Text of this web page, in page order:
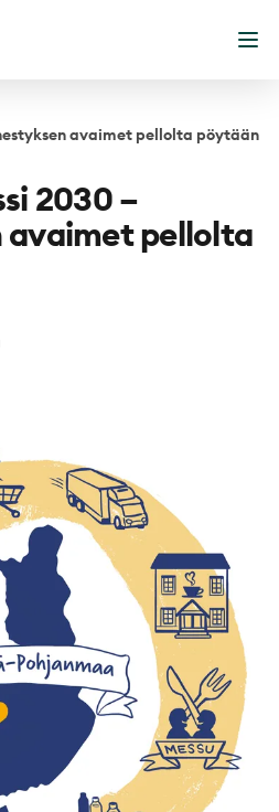
avaimet pellolta pöytään
2030 –
avaimet pellolta